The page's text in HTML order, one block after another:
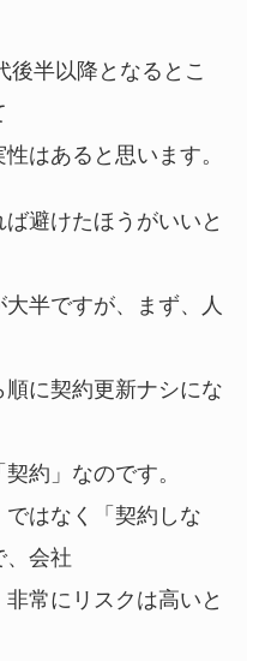
半以降となるとこ
はあると思います。
避けたほうがいいと
半ですが、まず、人
に契約更新ナシにな
約」なのです。
はなく「契約しな
、会社
常にリスクは高いと